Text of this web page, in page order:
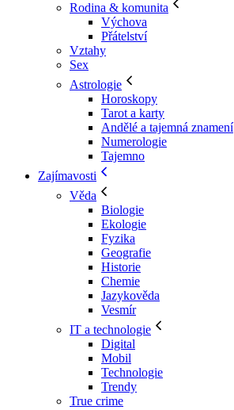
Rodina & komunita
Výchova
Přátelství
Vztahy
Sex
Astrologie
Horoskopy
Tarot a karty
Andělé a tajemná znamení
Numerologie
Tajemno
Zajímavosti
Věda
Biologie
Ekologie
Fyzika
Geografie
Historie
Chemie
Jazykověda
Vesmír
IT a technologie
Digital
Mobil
Technologie
Trendy
True crime